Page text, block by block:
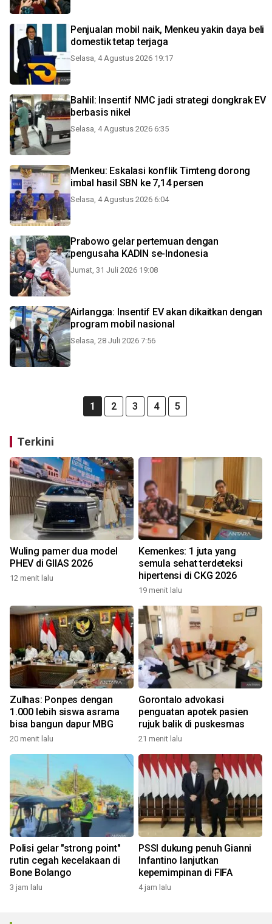
Penjualan mobil naik, Menkeu yakin daya beli
domestik tetap terjaga
Selasa, 4 Agustus 2026 19:17
Bahlil: Insentif NMC jadi strategi dongkrak EV
berbasis nikel
Selasa, 4 Agustus 2026 6:35
Menkeu: Eskalasi konflik Timteng dorong
imbal hasil SBN ke 7,14 persen
Selasa, 4 Agustus 2026 6:04
Prabowo gelar pertemuan dengan
pengusaha KADIN se-Indonesia
Jumat, 31 Juli 2026 19:08
Airlangga: Insentif EV akan dikaitkan dengan
program mobil nasional
Selasa, 28 Juli 2026 7:56
1 2 3 4 5
Terkini
Wuling pamer dua model
PHEV di GIIAS 2026
12 menit lalu
Kemenkes: 1 juta yang
semula sehat terdeteksi
hipertensi di CKG 2026
19 menit lalu
Zulhas: Ponpes dengan
1.000 lebih siswa asrama
bisa bangun dapur MBG
20 menit lalu
Gorontalo advokasi
penguatan apotek pasien
rujuk balik di puskesmas
21 menit lalu
Polisi gelar "strong point"
rutin cegah kecelakaan di
Bone Bolango
3 jam lalu
PSSI dukung penuh Gianni
Infantino lanjutkan
kepemimpinan di FIFA
4 jam lalu